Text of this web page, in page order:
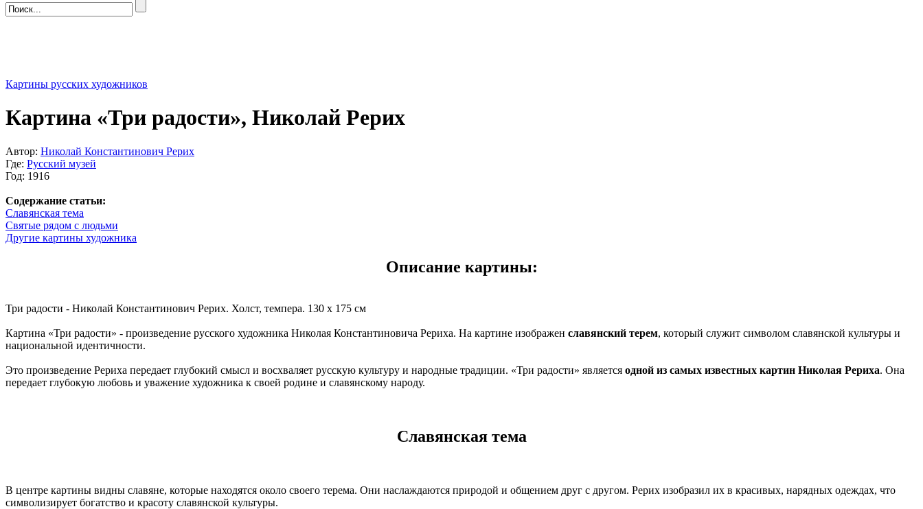
Картины русских художников
Картина «Три радости», Николай Рерих
Автор: Николай Константинович Рерих
Где: Русский музей
Год: 1916
Содержание статьи:
Славянская тема
Святые рядом с людьми
Другие картины художника
Описание картины:
Три радости - Николай Константинович Рерих. Холст, темпера. 130 x 175 см
Картина «Три радости» - произведение русского художника Николая Константиновича Рериха. На картине изображен славянский терем, который служит символом славянской культуры и
национальной идентичности.
Это произведение Рериха передает глубокий смысл и восхваляет русскую культуру и народные традиции. «Три радости» является одной из самых известных картин Николая Рериха. Она
передает глубокую любовь и уважение художника к своей родине и славянскому народу.
Славянская тема
В центре картины видны славяне, которые находятся около своего терема. Они наслаждаются природой и общением друг с другом. Рерих изобразил их в красивых, нарядных одеждах, что
символизирует богатство и красоту славянской культуры.